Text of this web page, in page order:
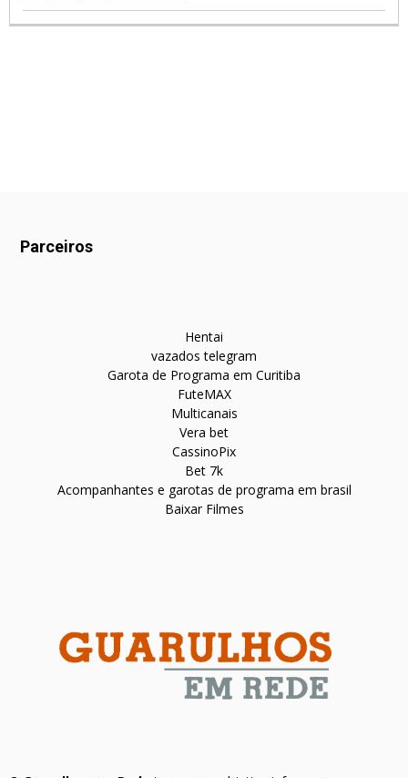
Parceiros
Hentai
vazados telegram
Garota de Programa em Curitiba
FuteMAX
Multicanais
Vera bet
CassinoPix
Bet 7k
Acompanhantes e garotas de programa em brasil
Baixar Filmes